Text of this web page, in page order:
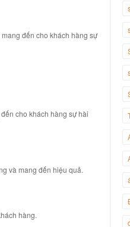
đến cho khách hàng sự
cho khách hàng sự hài
và mang đến hiệu quả.
hàng.